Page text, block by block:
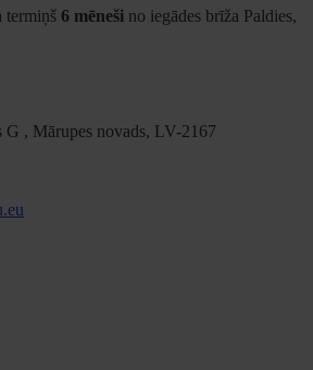
termiņš 6 mēneši no iegādes brīža Paldies,
, Mārupes novads, LV-2167